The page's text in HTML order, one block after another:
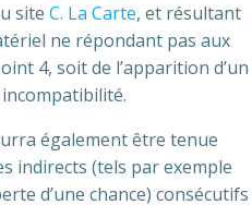
site C. La Carte, et résultant
ne répondant pas aux
4, soit de l’apparition d’un
également être tenue
indirects (tels par exemple
d’une chance) consécutifs